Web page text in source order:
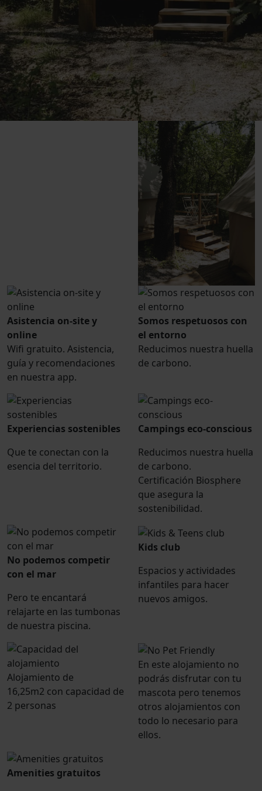
Asistencia on-site y
online
Wifi gratuito. Asistencia,
guía y recomendaciones
en nuestra app.
Somos respetuosos con
el entorno
Reducimos nuestra huella
de carbono.
Experiencias sostenibles
Que te conectan con la
esencia del territorio.
Campings eco-conscious
Reducimos nuestra huella
de carbono.
Certificación Biosphere
que asegura la
sostenibilidad.
No podemos competir
con el mar
Pero te encantará
relajarte en las tumbonas
de nuestra piscina.
Kids club
Espacios y actividades
infantiles para hacer
nuevos amigos.
Alojamiento de
16,25m2 con capacidad de
2 personas
En este alojamiento no
podrás disfrutar con tu
mascota pero tenemos
otros alojamientos con
todo lo necesario para
ellos.
Amenities gratuitos